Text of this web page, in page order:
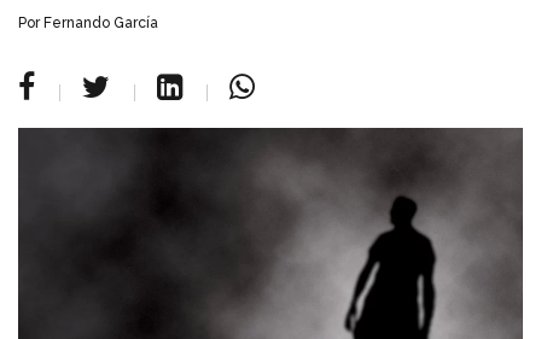
Por Fernando García